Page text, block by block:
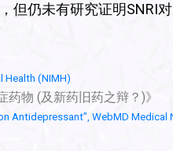
但仍未有研究证明SNRI
Health (NIMH)
物 (及新药旧药之辩？)》
Antidepressant”, WebMD Medical